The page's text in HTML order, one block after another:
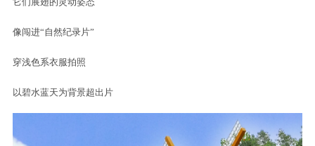
像闯进“自然纪录片”
穿浅色系衣服拍照
以碧水蓝天为背景超出片